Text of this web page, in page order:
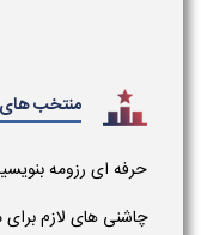
منتخب های
حرفه ای رزومه
چاشنی های لازم